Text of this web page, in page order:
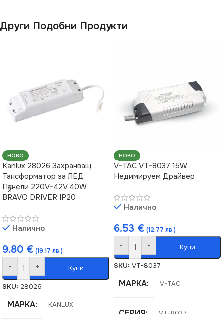
Други Подобни Продукти
НОВО
Kanlux 28026 Захранващ
Тансформатор за ЛЕД
Панели 220V-42V 40W
BRAVO DRIVER IP20
Налично
9.80 € (19.17 лв.)
- + Купи
SKU: 28026
МАРКА KANLUX
НОВО
V-TAC VT-8037 15W
Недимируем Драйвер
Налично
6.53 € (12.77 лв.)
- + Купи
SKU: VT-8037
МАРКА V-TAC
СЕРИЯ VT-8037